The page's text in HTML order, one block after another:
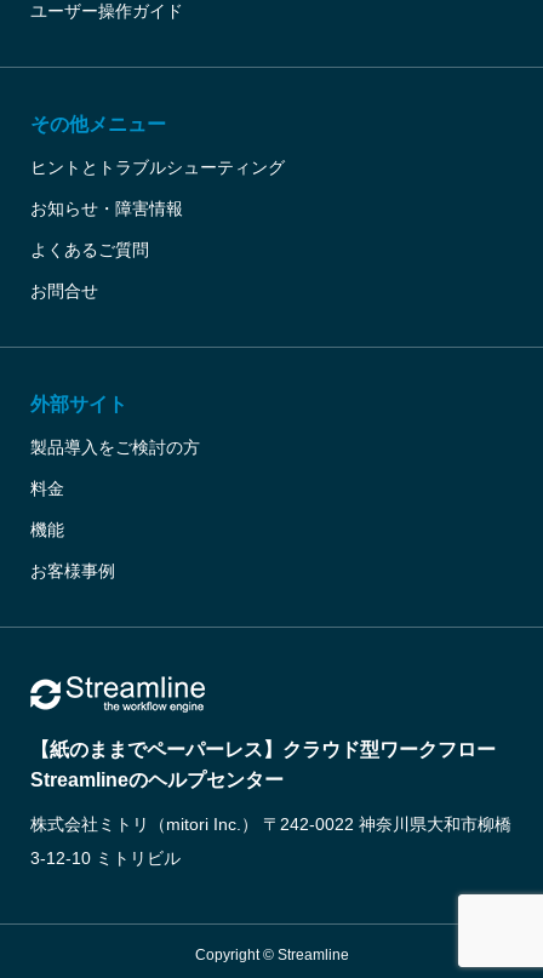
ユーザー操作ガイド
その他メニュー
ヒントとトラブルシューティング
お知らせ・障害情報
よくあるご質問
お問合せ
外部サイト
製品導入をご検討の方
料金
機能
お客様事例
【紙のままでペーパーレス】クラウド型ワークフロー
Streamlineのヘルプセンター
株式会社ミトリ（mitori Inc.） 〒242-0022 神奈川県大和市柳橋
3-12-10 ミトリビル
Copyright © Streamline